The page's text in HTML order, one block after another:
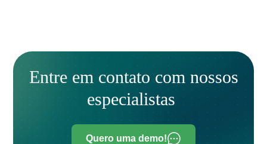
Entre em contato com nossos
especialistas
Quero uma demo!